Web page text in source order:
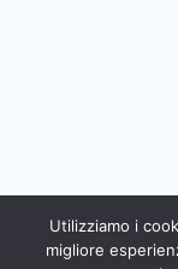
Utilizziamo i
migliore